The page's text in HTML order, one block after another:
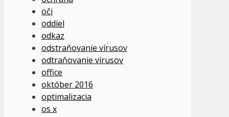
oči
oddiel
odkaz
odstraňovanie vírusov
odtraňovanie vírusov
office
október 2016
optimalizacia
os x